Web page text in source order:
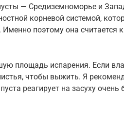
— Средиземноморье и
корневой системой,
поэтому она считается
площадь испарения. Если
чтобы выжить. Я
реагирует на засуху очень